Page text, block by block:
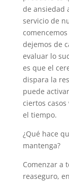
de ansiedad
servicio de
dejemos de
evaluar lo
es que el
dispara la
puede
ciertos
el tiempo.
¿Qué hace
mantenga?
Comenzar a
reaseguro,